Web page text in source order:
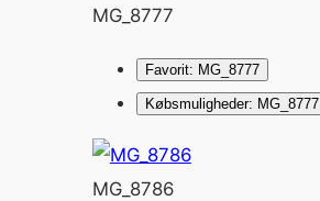
MG_8777
Favorit: MG_8777
Købsmuligheder: MG_8777
MG_8786